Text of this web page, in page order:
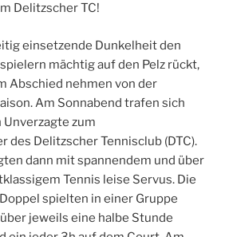
Delitzscher TC!
einsetzende Dunkelheit den
mächtig auf den Pelz rückt,
Abschied nehmen von der
Am Sonnabend trafen sich
zum
des Delitzscher Tennisclub (DTC).
dann mit spannendem und über
Tennis leise Servus. Die
spielten in einer Gruppe
jeweils eine halbe Stunde